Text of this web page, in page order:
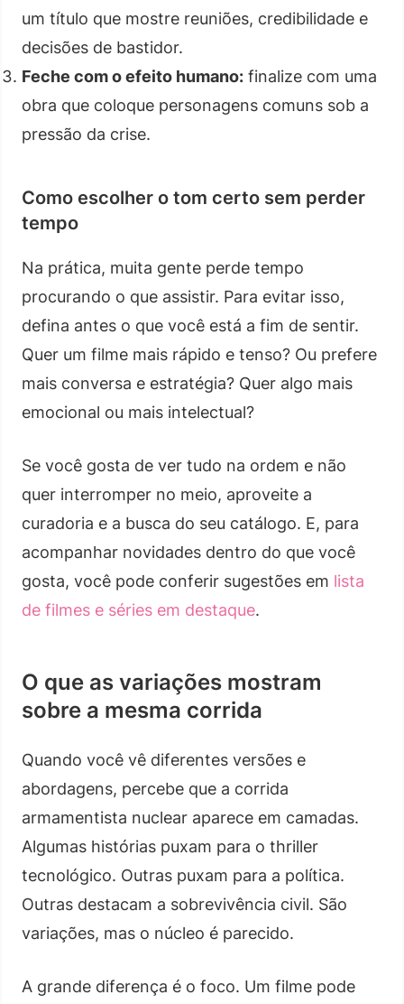
um título que mostre reuniões, credibilidade e
decisões de bastidor.
Feche com o efeito humano: finalize com uma
obra que coloque personagens comuns sob a
pressão da crise.
Como escolher o tom certo sem perder
tempo
Na prática, muita gente perde tempo
procurando o que assistir. Para evitar isso,
defina antes o que você está a fim de sentir.
Quer um filme mais rápido e tenso? Ou prefere
mais conversa e estratégia? Quer algo mais
emocional ou mais intelectual?
Se você gosta de ver tudo na ordem e não
quer interromper no meio, aproveite a
curadoria e a busca do seu catálogo. E, para
acompanhar novidades dentro do que você
gosta, você pode conferir sugestões em lista
de filmes e séries em destaque.
O que as variações mostram
sobre a mesma corrida
Quando você vê diferentes versões e
abordagens, percebe que a corrida
armamentista nuclear aparece em camadas.
Algumas histórias puxam para o thriller
tecnológico. Outras puxam para a política.
Outras destacam a sobrevivência civil. São
variações, mas o núcleo é parecido.
A grande diferença é o foco. Um filme pode